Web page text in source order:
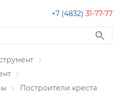
+7 (4832) 31-77-77
Построители креста